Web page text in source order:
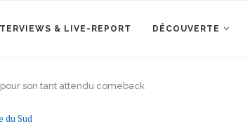
& LIVE-REPORT DÉCOUVERTE
son tant attendu comeback
du Sud